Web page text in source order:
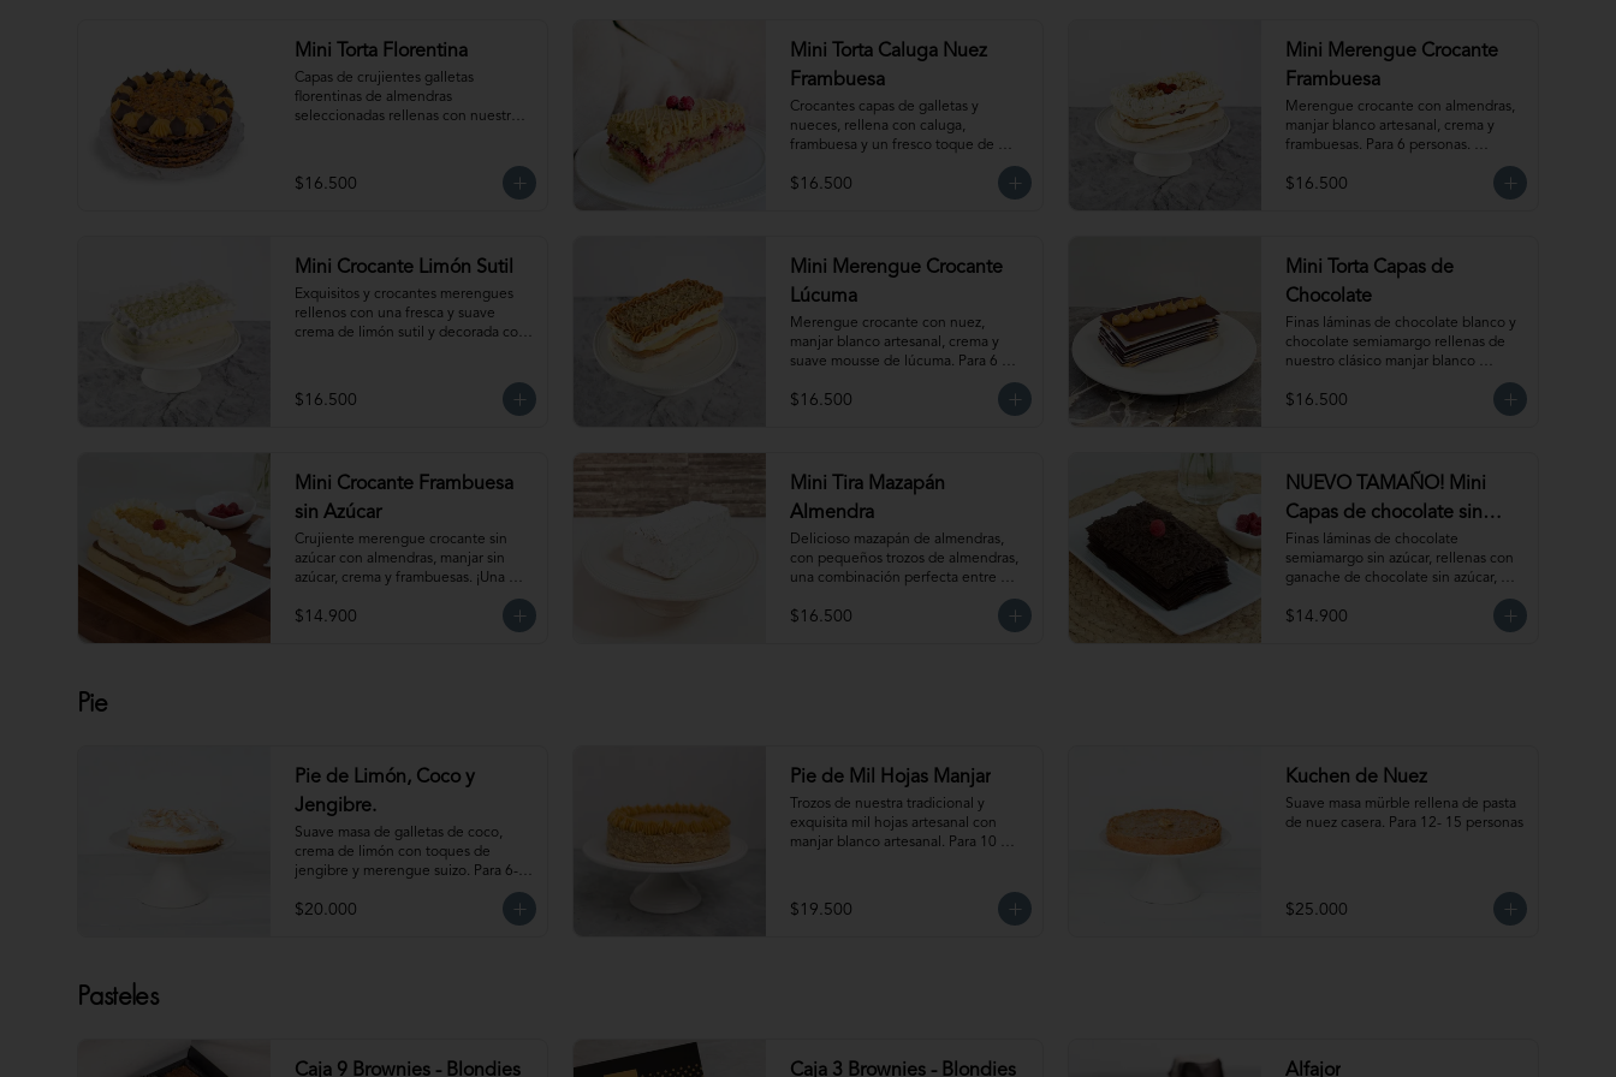
Mini Torta Florentina
Capas de crujientes galletas
florentinas de almendras
seleccionadas rellenas con nuestro
Para 6-8 personas. Producto
congelado, se recomienda
congelada. Producto elaborado sin
gluten, puede contener trazas.
$16.500
Mini Torta Caluga Nuez
Frambuesa
Crocantes capas de galletas y
nueces, rellena con caluga,
frambuesa y un fresco toque de
Producto congelado, se recomienda
descongelar 1  hora a temperatura
$16.500
Mini Merengue Crocante
Frambuesa
Merengue crocante con almendras,
manjar blanco artesanal, crema y
frambuesas. Para 6 personas.
Producto congelado, se recomienda
descongelar de 1 hora a temperatura
$16.500
Mini Crocante Limón Sutil
Exquisitos y crocantes merengues
rellenos con una fresca y suave
crema de limón sutil y decorada con
congelado, se recomienda
descongelar de 1 hora a temperatura
$16.500
Mini Merengue Crocante
Lúcuma
Merengue crocante con nuez,
manjar blanco artesanal, crema y
suave mousse de lúcuma. Para 6
recomienda descongelar de 1  hora
$16.500
Mini Torta Capas de
Chocolate
Finas láminas de chocolate blanco y
chocolate semiamargo rellenas de
nuestro clásico manjar blanco
$16.500
Mini Crocante Frambuesa
sin Azúcar
Crujiente merengue crocante sin
azúcar con almendras, manjar sin
azúcar, crema y frambuesas. ¡Una
Para 6 personas. Producto
$14.900
Mini Tira Mazapán
Almendra
Delicioso mazapán de almendras,
con pequeños trozos de almendras,
una combinación perfecta entre
acompañar el café. Para 6-8
$16.500
NUEVO TAMAÑO! Mini
Capas de chocolate sin
Azúcar
Finas láminas de chocolate
semiamargo sin azúcar, rellenas con
ganache de chocolate sin azúcar,
frambuesa sin azúcar. ¡Simplemente
$14.900
Pie
Pie de Limón, Coco y
Jengibre.
Suave masa de galletas de coco,
crema de limón con toques de
jengibre y merengue suizo. Para 6-8
recomienda descongelar de 1 a 2
horas a temperatura ambiente antes
$20.000
Pie de Mil Hojas Manjar
Trozos de nuestra tradicional y
exquisita mil hojas artesanal con
manjar blanco artesanal. Para 10
$19.500
Kuchen de Nuez
Suave masa mürble rellena de pasta
de nuez casera. Para 12- 15 personas
$25.000
Pasteles
Caja 9 Brownies - Blondies Caja 3 Brownies - Blondies Alfajor